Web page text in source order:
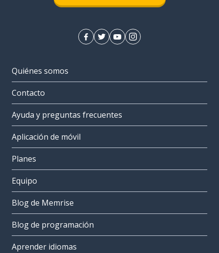
Quiénes somos
Contacto
Ayuda y preguntas frecuentes
Aplicación de móvil
Planes
Equipo
Blog de Memrise
Blog de programación
Aprender idiomas